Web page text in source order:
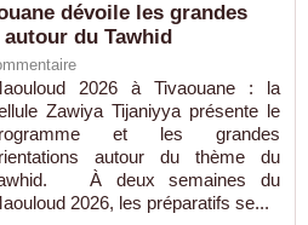
dévoile les grandes
du Tawhid
2026 à Tivaouane : la
Zawiya Tijaniyya présente le
et les grandes
autour du thème du
À deux semaines du
2026, les préparatifs se...